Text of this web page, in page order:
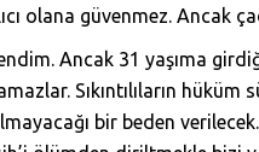
olana güvenmez. Ancak
Ancak 31 yaşıma
Sıkıntılıların hüküm
bir beden